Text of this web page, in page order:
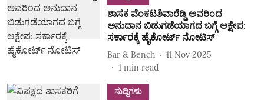
ಶಾಸಕ ವೆಂಕಟಶಿವಾರೆಡ್ಡಿ ಅವರಿಂದ
ಅನುದಾನ ಬಿಡುಗಡೆಯಾಗದ ಬಗ್ಗೆ ಆಕ್ಷೇಪ:
ಸರ್ಕಾರಕ್ಕೆ ಹೈಕೋರ್ಟ್‌ ನೋಟಿಸ್‌
Bar & Bench
11 Nov 2025
1 min read
ಸುದ್ದಿಗಳು